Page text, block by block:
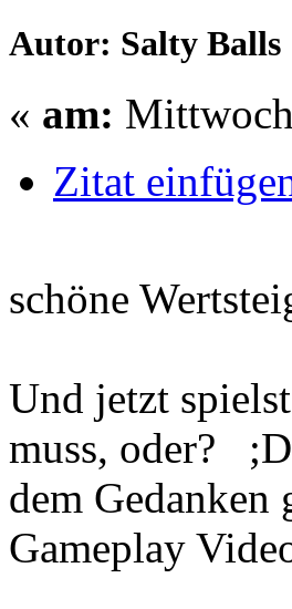
Autor: Salty Balls
« am:
Zitat
schöne
Und jetzt
muss, oder?
dem Gedanken
Gameplay